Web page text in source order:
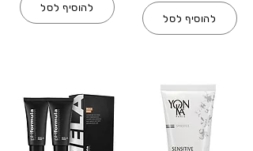
להוסיף לסל
להוסיף לסל